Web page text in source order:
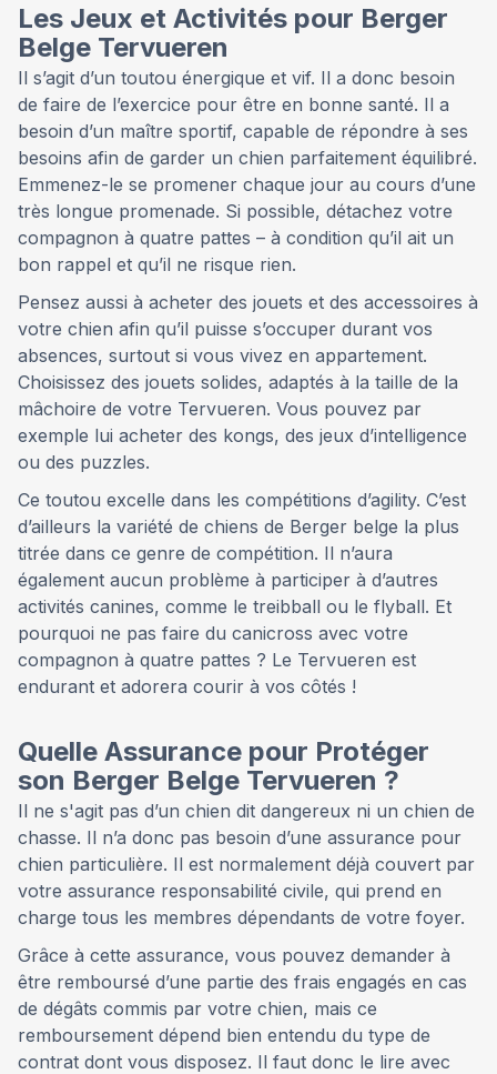
Les Jeux et Activités pour Berger
Belge Tervueren
Il s’agit d’un toutou énergique et vif. Il a donc besoin
de faire de l’exercice pour être en bonne santé. Il a
besoin d’un maître sportif, capable de répondre à ses
besoins afin de garder un chien parfaitement équilibré.
Emmenez-le se promener chaque jour au cours d’une
très longue promenade. Si possible, détachez votre
compagnon à quatre pattes – à condition qu’il ait un
bon rappel et qu’il ne risque rien.
Pensez aussi à acheter des jouets et des accessoires à
votre chien afin qu’il puisse s’occuper durant vos
absences, surtout si vous vivez en appartement.
Choisissez des jouets solides, adaptés à la taille de la
mâchoire de votre Tervueren. Vous pouvez par
exemple lui acheter des kongs, des jeux d’intelligence
ou des puzzles.
Ce toutou excelle dans les compétitions d’agility. C’est
d’ailleurs la variété de chiens de Berger belge la plus
titrée dans ce genre de compétition. Il n’aura
également aucun problème à participer à d’autres
activités canines, comme le treibball ou le flyball. Et
pourquoi ne pas faire du canicross avec votre
compagnon à quatre pattes ? Le Tervueren est
endurant et adorera courir à vos côtés !
Quelle Assurance pour Protéger
son Berger Belge Tervueren ?
Il ne s'agit pas d’un chien dit dangereux ni un chien de
chasse. Il n’a donc pas besoin d’une assurance pour
chien particulière. Il est normalement déjà couvert par
votre assurance responsabilité civile, qui prend en
charge tous les membres dépendants de votre foyer.
Grâce à cette assurance, vous pouvez demander à
être remboursé d’une partie des frais engagés en cas
de dégâts commis par votre chien, mais ce
remboursement dépend bien entendu du type de
contrat dont vous disposez. Il faut donc le lire avec